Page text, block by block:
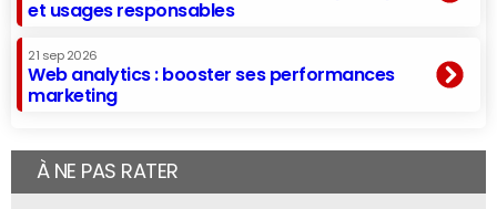
et usages responsables
21 sep 2026
Web analytics : booster ses performances
marketing
À NE PAS RATER